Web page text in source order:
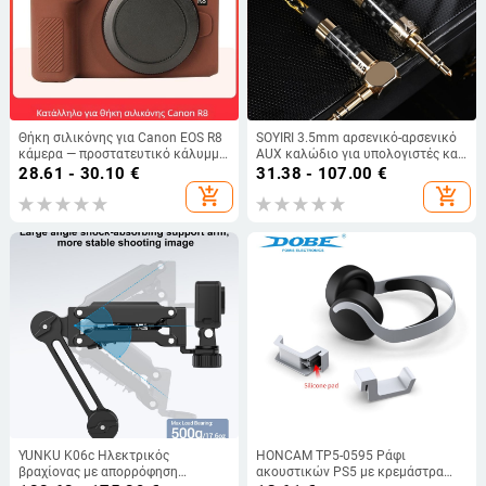
Θήκη σιλικόνης για Canon EOS R8
κάμερα — προστατευτικό κάλυμμα
κατά της σκόνης
28.61 - 30.10 €
add_shopping_cart
SOYIRI 3.5mm αρσενικό-αρσενικό
AUX καλώδιο για υπολογιστές και
αυτοκινήτου ήχο, μοντέλο YS-X21,
επίχρυση επικάλυψη, αγώγιμος
χαλκός με επίστρωση αργύρου,
πιστοποίηση
31.38 - 107.00 €
add_shopping_cart
YUNKU K06c Ηλεκτρικός
βραχίονας με απορρόφηση
HONCAM TP5-0595 Ράφι
ακουστικών PS5 με κρεμάστρα